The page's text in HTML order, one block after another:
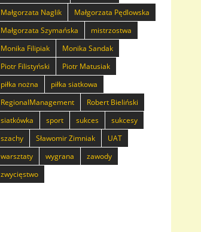
Małgorzata Naglik
Małgorzata Pędlowska
Małgorzata Szymańska
mistrzostwa
Monika Filipiak
Monika Sandak
Piotr Filistyński
Piotr Matusiak
piłka nożna
piłka siatkowa
RegionalManagement
Robert Bieliński
siatkówka
sport sukces
sukcesy
szachy
Sławomir Zimniak
UAT
warsztaty
wygrana
zawody
zwycięstwo